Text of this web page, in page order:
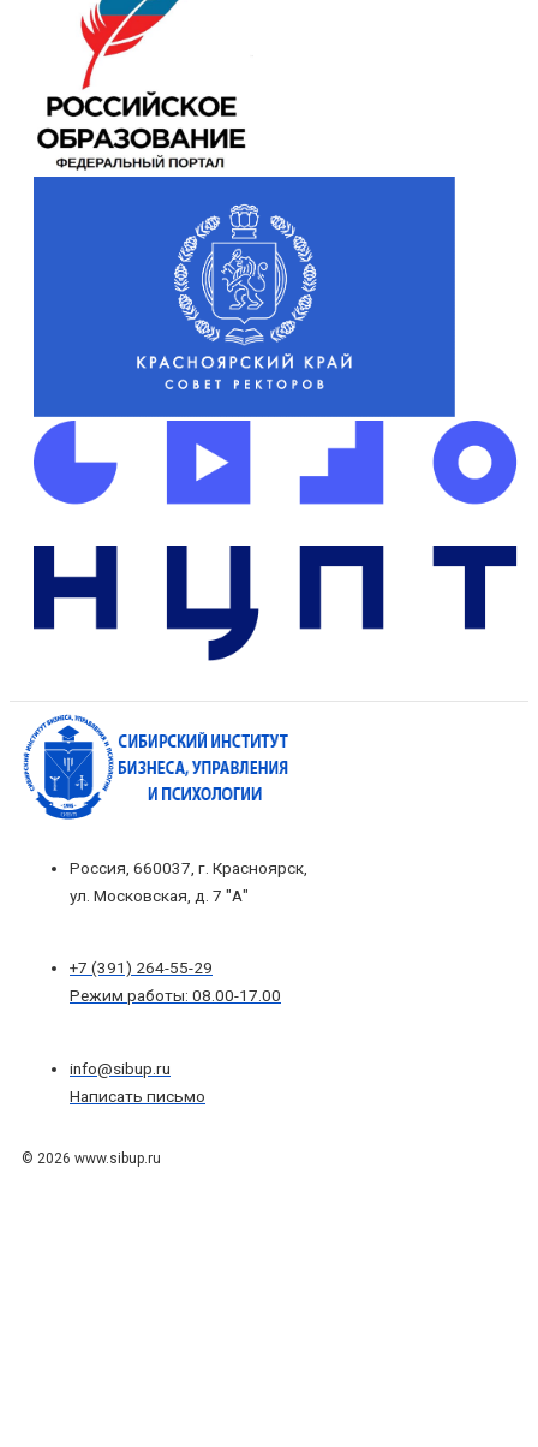
Россия, 660037, г. Красноярск,
ул. Московская, д. 7 "А"
+7 (391) 264-55-29
Режим работы: 08.00-17.00
info@sibup.ru
Написать письмо
© 2026 www.sibup.ru